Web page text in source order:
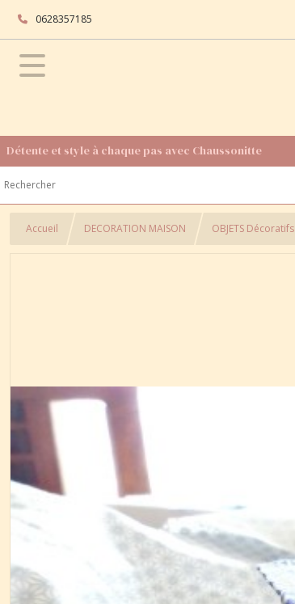
0628357185
Détente et style à chaque pas avec Chaussonitte
Accueil DECORATION MAISON OBJETS Décoratifs